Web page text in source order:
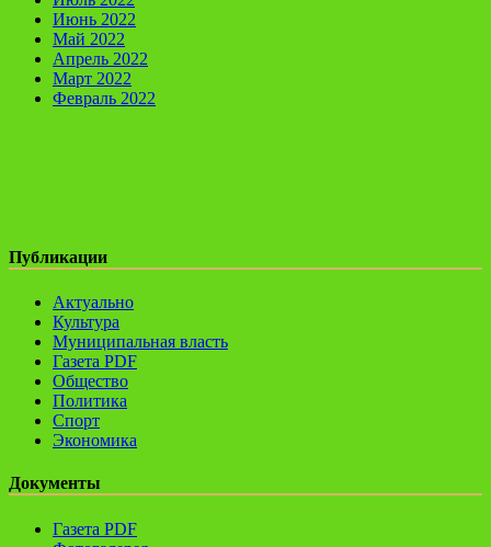
Июнь 2022
Май 2022
Апрель 2022
Март 2022
Февраль 2022
Публикации
Актуально
Культура
Муниципальная власть
Газета PDF
Общество
Политика
Спорт
Экономика
Документы
Газета PDF